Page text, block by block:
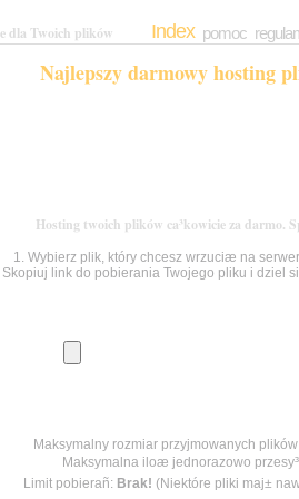
dla Twoich plików Index pomoc
Najlepszy darmowy hosting
Hosting twoich plików ca³kowicie za darmo.
1. Wybierz plik, który chcesz wrzuciæ na
Skopiuj link do pobierania Twojego pliku i dziel
Maksymalny rozmiar przyjmowanych plików:
Maksymalna iloæ jednorazowo
Limit pobierañ: Brak! (Niektóre pliki maj±